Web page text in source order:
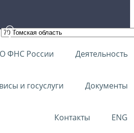
О ФНС России Деятельность
и госуслуги Документы
Контакты ENG